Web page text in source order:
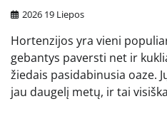
2026 19 Liepos
Hortenzijos yra vieni
gebantys paversti net ir
žiedais pasidabinusia oaze.
jau daugelį metų, ir tai